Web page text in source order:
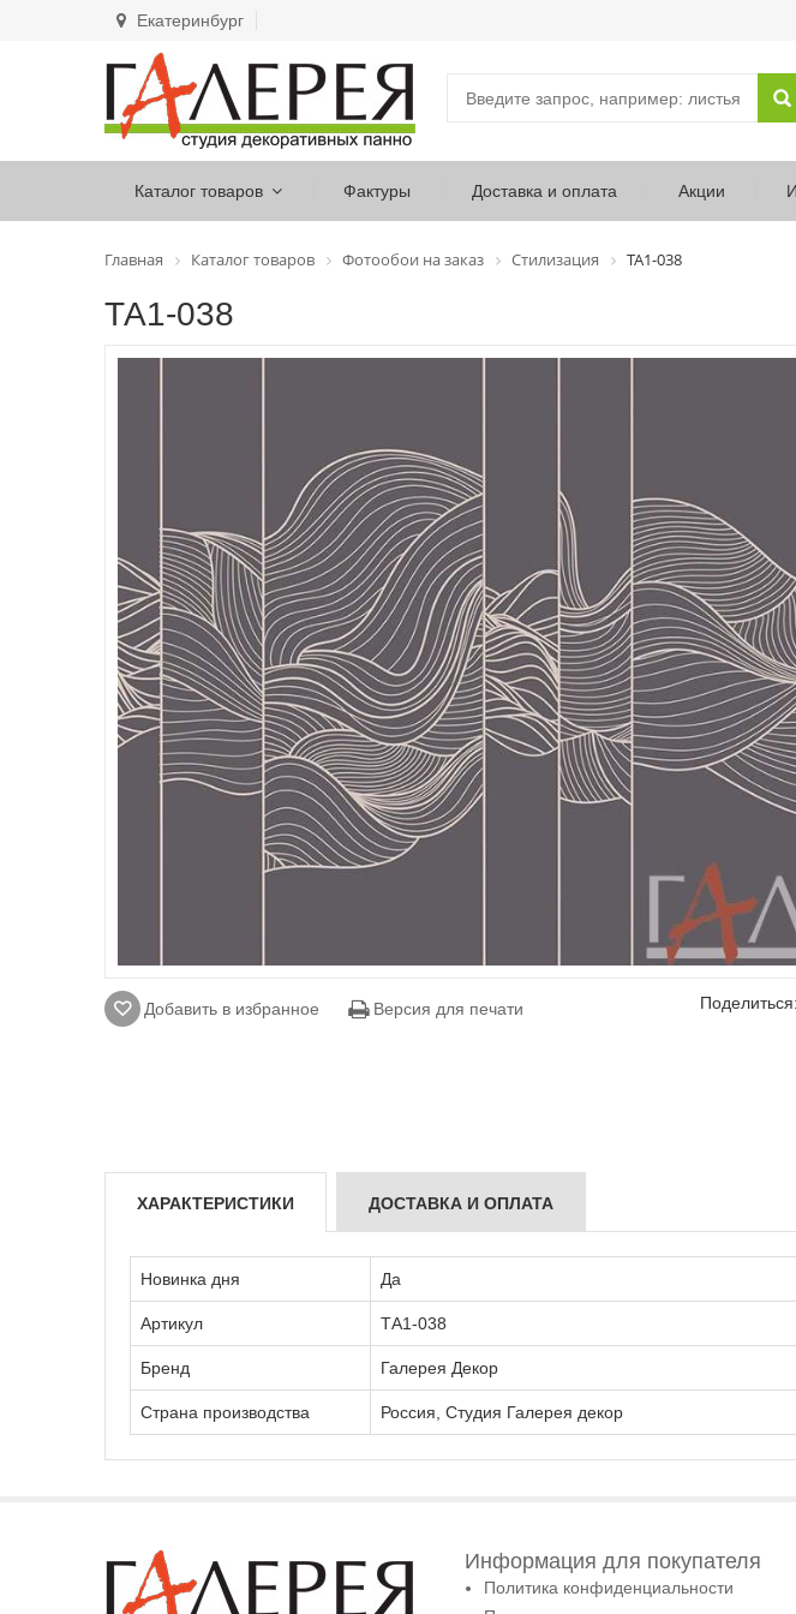
Екатеринбург
Каталог товаров Фактуры Доставка и оплата Акции
Главная Каталог товаров Фотообои на заказ Стилизация ТА1-038
ТА1-038
Добавить в избранное Версия для печати Поделиться:
ХАРАКТЕРИСТИКИ ДОСТАВКА И ОПЛАТА
Новинка дня Да
Артикул ТА1-038
Бренд Галерея Декор
Страна производства Россия, Студия Галерея декор
Информация для покупателя
Политика конфиденциальности